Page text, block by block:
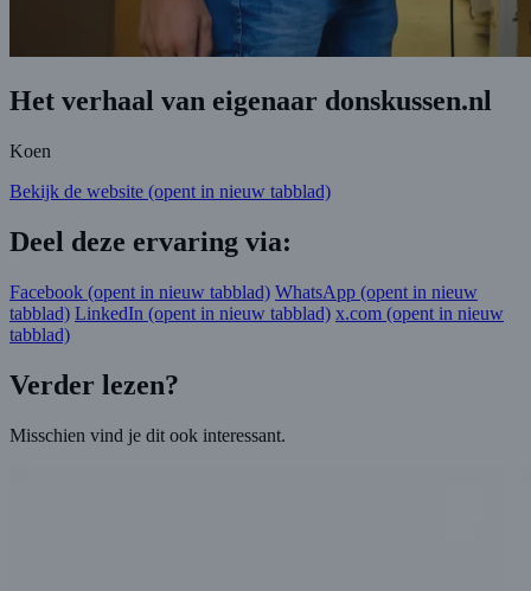
Het verhaal van eigenaar donskussen.nl
Koen
Bekijk de website (opent in nieuw tabblad)
Deel deze ervaring via:
Facebook (opent in nieuw tabblad) WhatsApp (opent in nieuw
tabblad) LinkedIn (opent in nieuw tabblad) x.com (opent in nieuw
tabblad)
Verder lezen?
Misschien vind je dit ook interessant.